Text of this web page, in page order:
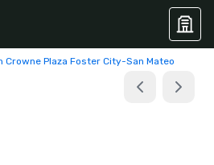
Crowne Plaza Foster City-San Mateo